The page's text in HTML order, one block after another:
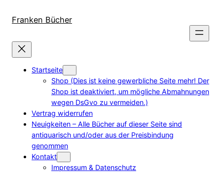
zum
wechseln
Franken Bücher
Startseite
Shop (Dies ist keine gewerbliche Seite mehr! Der
Shop ist deaktiviert, um mögliche Abmahnungen
wegen DsGvo zu vermeiden.)
Vertrag widerrufen
Neuigkeiten – Alle Bücher auf dieser Seite sind
antiquarisch und/oder aus der Preisbindung
genommen
Kontakt
Impressum & Datenschutz